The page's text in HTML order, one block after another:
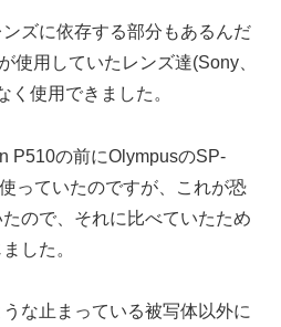
ズに依存する部分もあるんだ
使用していたレンズ達(Sony、
く使用できました。
P510の前にOlympusのSP-
っていたのですが、これが恐
ので、それに比べていたため
した。
な止まっている被写体以外に